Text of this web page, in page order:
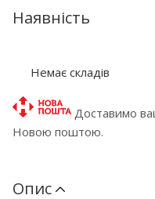
Наявність
Немає складів
Доставимо
Новою поштою.
Опис